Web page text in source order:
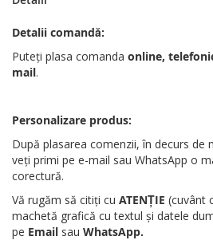
Detalii comandă:
Puteți plasa comanda online,
mail.
Personalizare produs:
După plasarea comenzii, în decurs de
veți primi pe e-mail sau WhatsApp o
corectură.
Vă rugăm să citiți cu ATENȚIE (cuvânt
machetă grafică cu textul și datele
pe Email sau WhatsApp.